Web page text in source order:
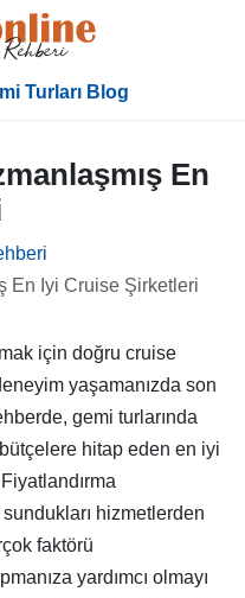
Turları Blog
En
En Iyi Cruise Şirketleri
için doğru cruise
yaşamanızda son
gemi turlarında
hitap eden en iyi
hizmetlerden
faktörü
yardımcı olmayı